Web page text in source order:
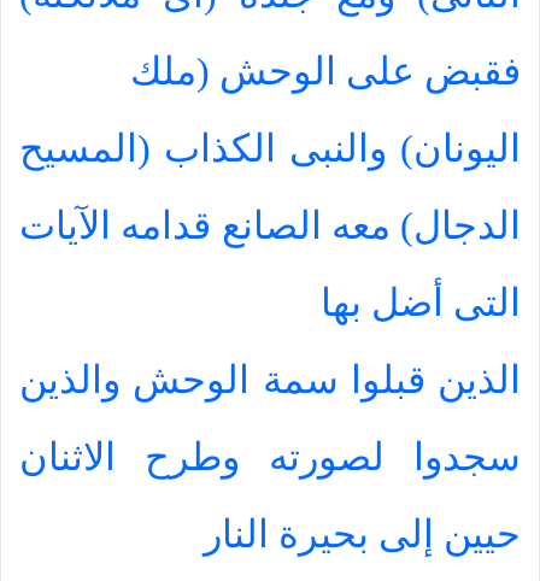
فقبض على الوحش (ملك
اليونان) والنبى الكذاب (المسيح
الدجال) معه الصانع قدامه الآيات
التى أضل بها
الذين قبلوا سمة الوحش والذين
سجدوا لصورته وطرح الاثنان
حيين إلى بحيرة النار